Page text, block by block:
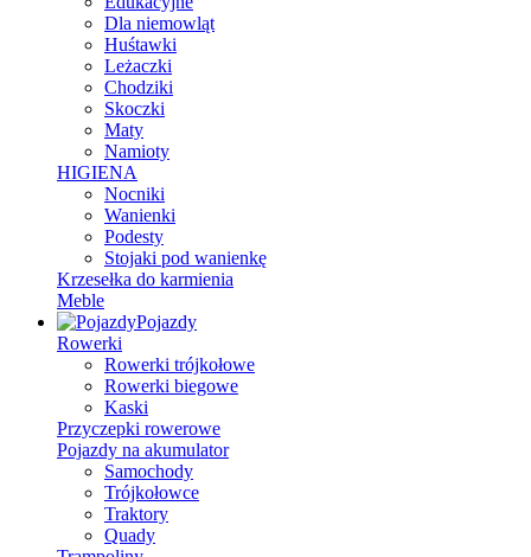
Dla niemowląt
Huśtawki
Leżaczki
Chodziki
Skoczki
Maty
Namioty
HIGIENA
Nocniki
Wanienki
Podesty
Stojaki pod wanienkę
Krzesełka do karmienia
Meble
Pojazdy
Rowerki
Rowerki trójkołowe
Rowerki biegowe
Kaski
Przyczepki rowerowe
Pojazdy na akumulator
Samochody
Trójkołowce
Traktory
Quady